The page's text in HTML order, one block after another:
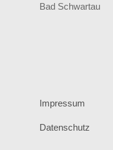
Bad Schwartau
Impressum
Datenschutz